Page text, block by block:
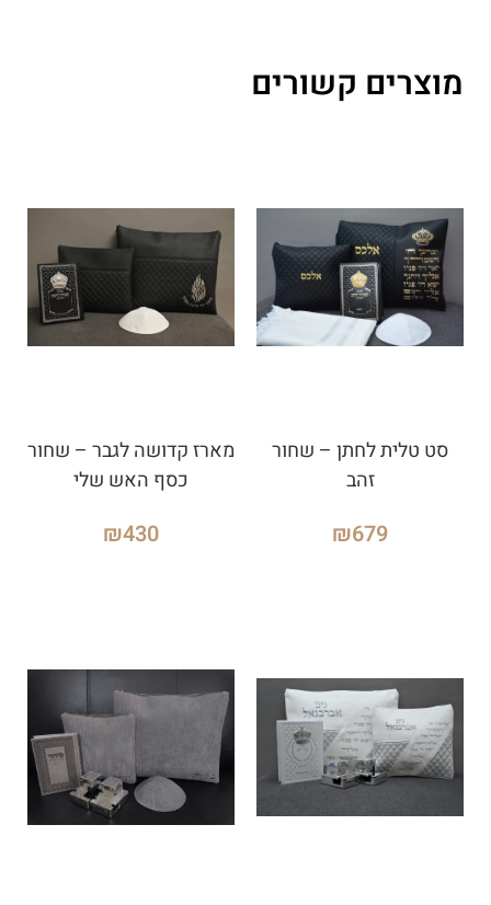
מוצרים קשורים
סט טלית לחתן – שחור
זהב
₪679
מארז קדושה לגבר – שחור
כסף האש שלי
₪430